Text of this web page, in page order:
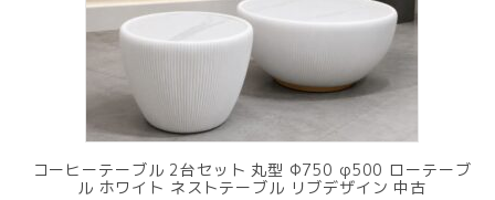
コーヒーテーブル 2台セット 丸型 Φ750 φ500 ローテーブ
ル ホワイト ネストテーブル リブデザイン 中古